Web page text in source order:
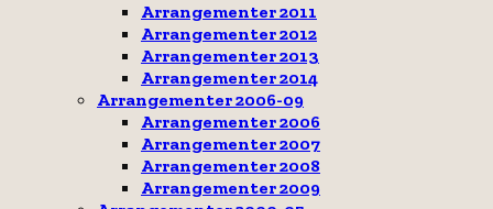
Arrangementer 2011
Arrangementer 2012
Arrangementer 2013
Arrangementer 2014
Arrangementer 2006-09
Arrangementer 2006
Arrangementer 2007
Arrangementer 2008
Arrangementer 2009